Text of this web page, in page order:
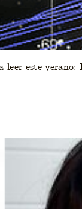
leer este verano: